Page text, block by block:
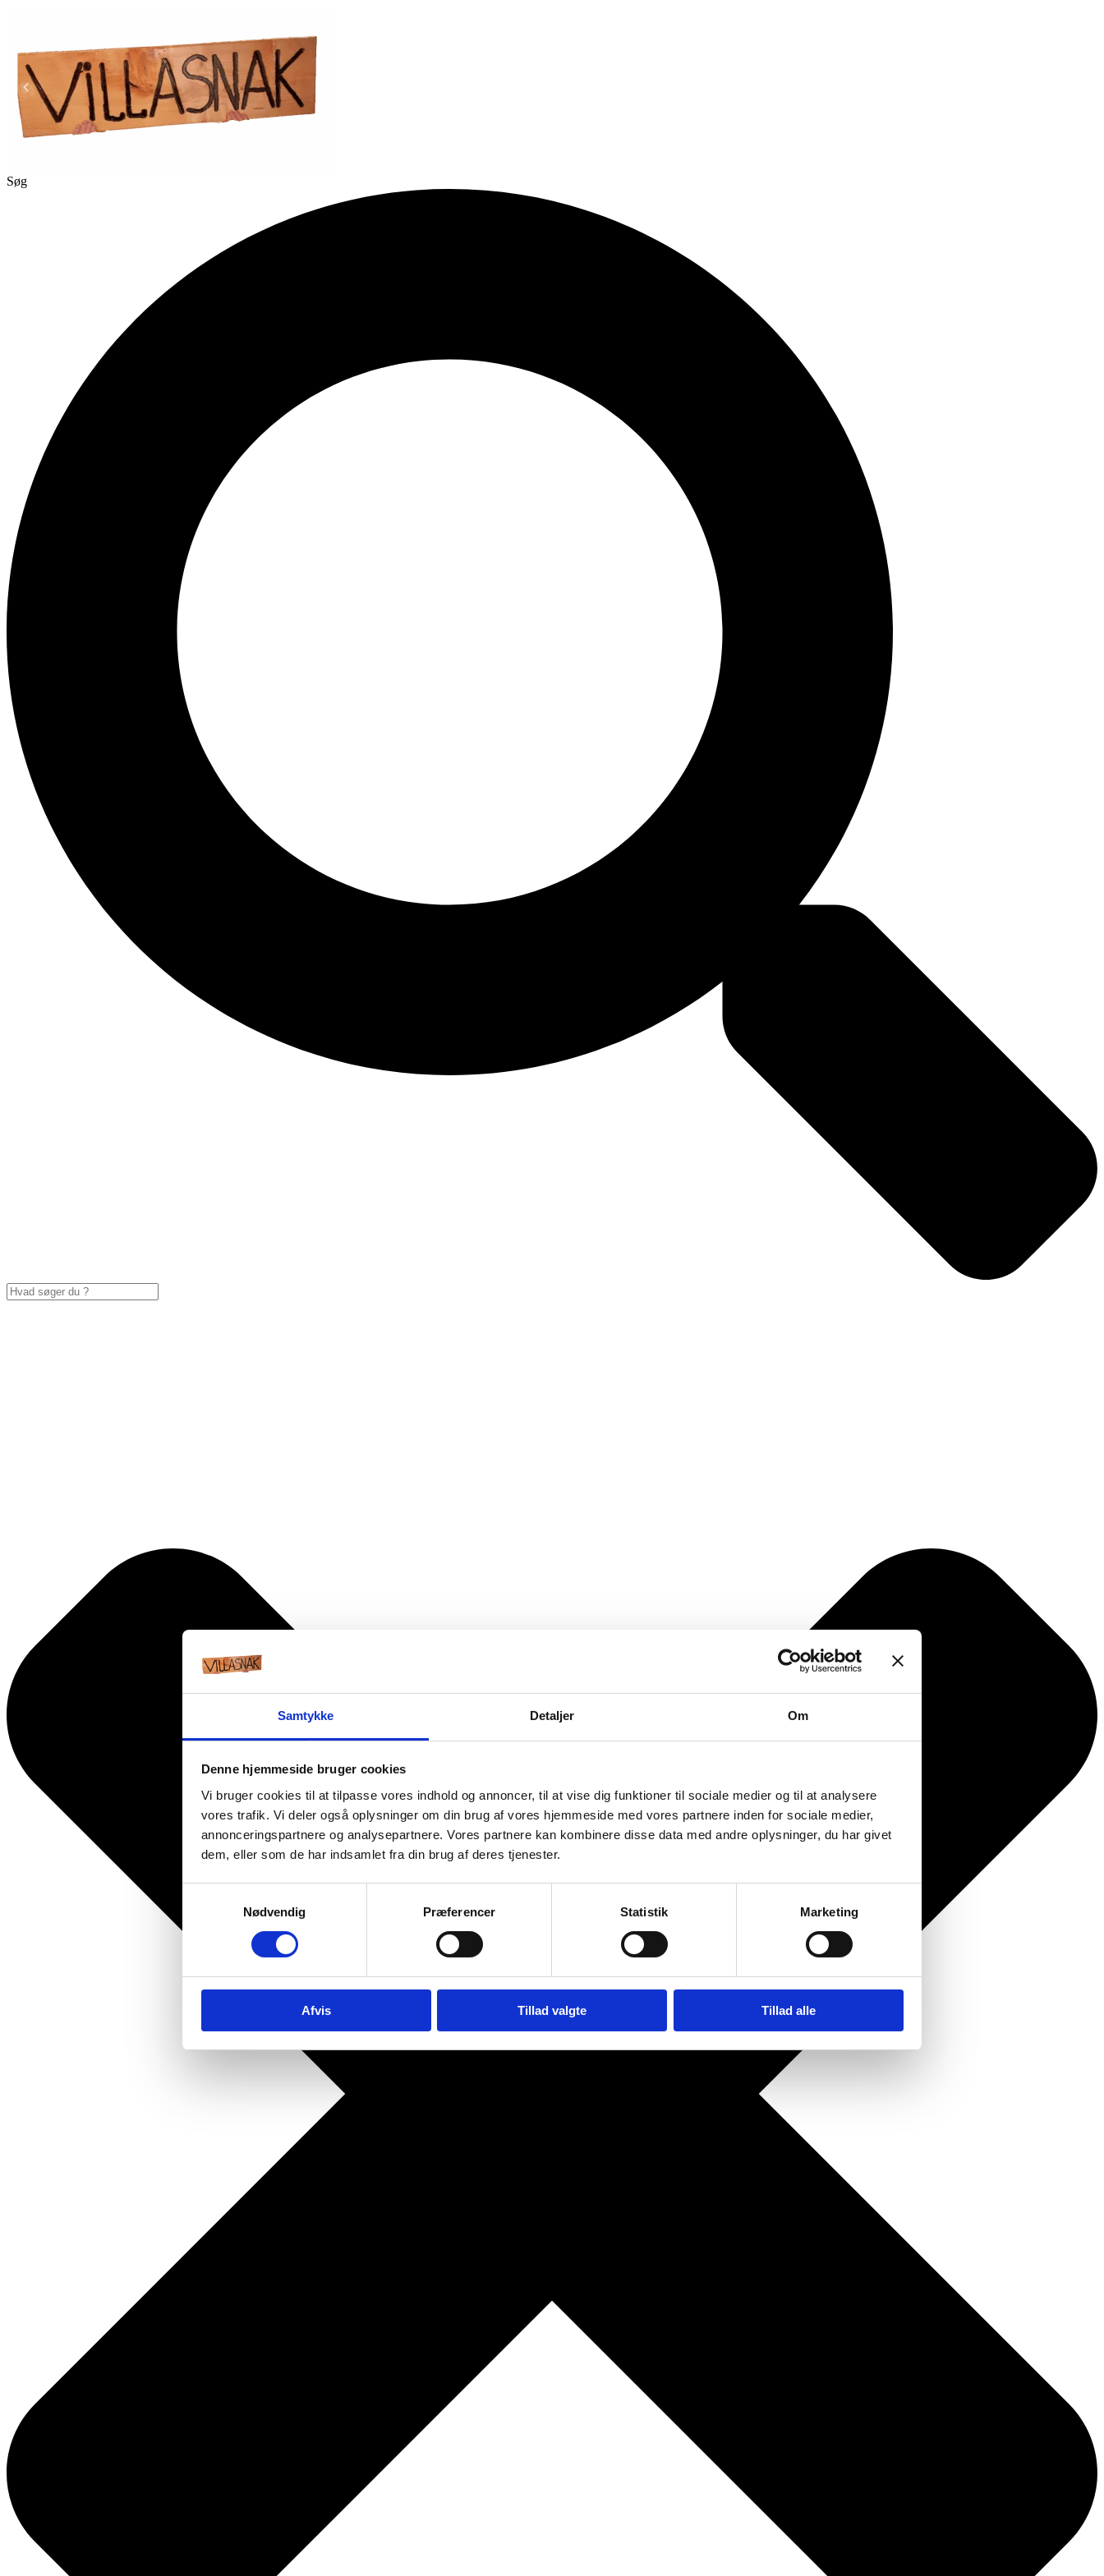
Samtykke Detaljer Om
Denne hjemmeside bruger cookies
Vi bruger cookies til at tilpasse vores indhold og annoncer, til at vise dig funktioner til sociale medier og til at analysere
vores trafik. Vi deler også oplysninger om din brug af vores hjemmeside med vores partnere inden for sociale medier,
annonceringspartnere og analysepartnere. Vores partnere kan kombinere disse data med andre oplysninger, du har givet
dem, eller som de har indsamlet fra din brug af deres tjenester.
Nødvendig
Præferencer Statistik Marketing
Afvis Tillad valgte Tillad alle
Søg